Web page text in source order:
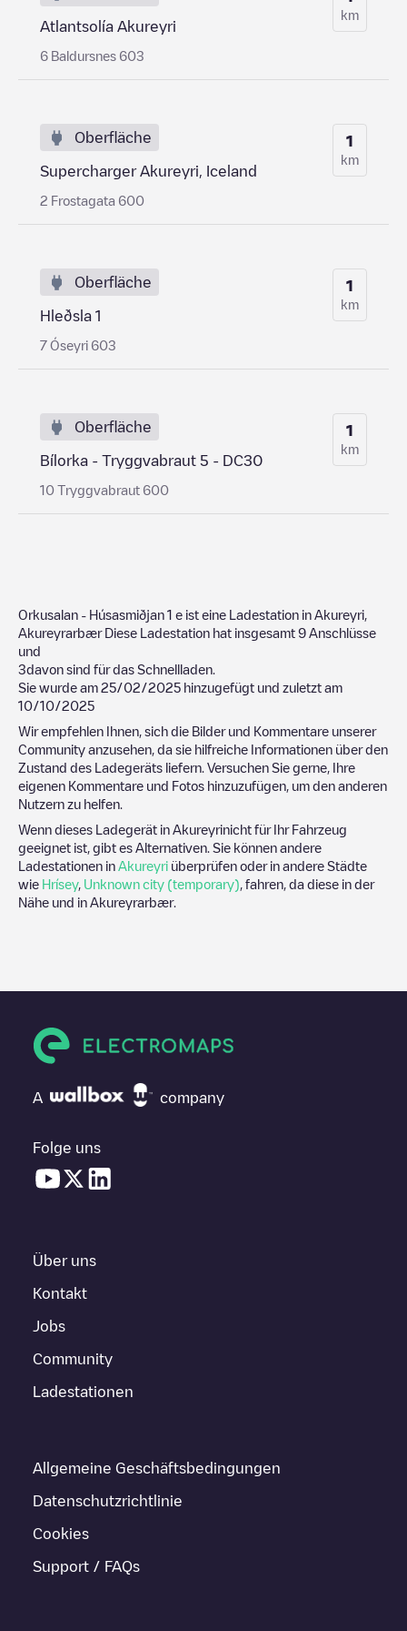
Atlantsolía Akureyri
6 Baldursnes 603
km
Oberfläche
Supercharger Akureyri, Iceland
2 Frostagata 600
1
km
Oberfläche
Hleðsla 1
7 Óseyri 603
1
km
Oberfläche
Bílorka - Tryggvabraut 5 - DC30
10 Tryggvabraut 600
1
km
Orkusalan - Húsasmiðjan 1 e ist eine Ladestation in Akureyri
AkureyrarbærDiese Ladestation hat insgesamt 9 Anschlüsse
und
3davon sind für das Schnellladen.
Sie wurde am 25/02/2025 hinzugefügt und zuletzt am
10/10/2025
Wir empfehlen Ihnen, sich die Bilder und Kommentare unserer
Community anzusehen, da sie hilfreiche Informationen über den
Zustand des Ladegeräts liefern. Versuchen Sie gerne, Ihre
eigenen Kommentare und Fotos hinzuzufügen, um den anderen
Nutzern zu helfen.
Wenn dieses Ladegerät in Akureyrinicht für Ihr Fahrzeug
geeignet ist, gibt es Alternativen. Sie können andere
Ladestationen in Akureyri überprüfen oder in andere Städte
wie Hrísey, Unknown city (temporary) , fahren, da diese in der
Nähe und in Akureyrarbær.
A company
Folge uns
Über uns
Kontakt
Jobs
Community
Ladestationen
Allgemeine Geschäftsbedingungen
Datenschutzrichtlinie
Cookies
Support / FAQs